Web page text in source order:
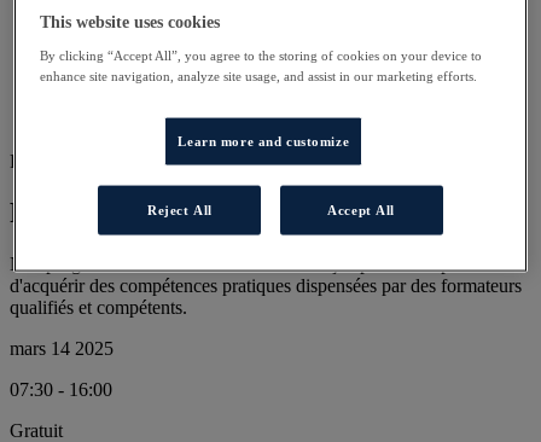
Hôtels
Planning
Contactez-nous
Autres sites
Professionnel
FOR SERV ELITE
Formation technicien Serv'Elite
Nos programmes de formation ont été conçus pour vous permettre
d'acquérir des compétences pratiques dispensées par des formateurs
qualifiés et compétents.
mars 14 2025
07:30 - 16:00
Gratuit
This website uses cookies
By clicking “Accept All”, you agree to the storing of cookies on your device to
enhance site navigation, analyze site usage, and assist in our marketing efforts.
Learn more and customize
Reject All Accept All